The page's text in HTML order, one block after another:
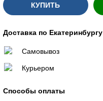
КУПИТЬ
Доставка по Екатеринбургу
Самовывоз
Курьером
Способы оплаты